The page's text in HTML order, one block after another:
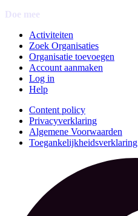
Doe mee
Activiteiten
Zoek Organisaties
Organisatie toevoegen
Account aanmaken
Log in
Help
Content policy
Privacyverklaring
Algemene Voorwaarden
Toegankelijkheidsverklaring